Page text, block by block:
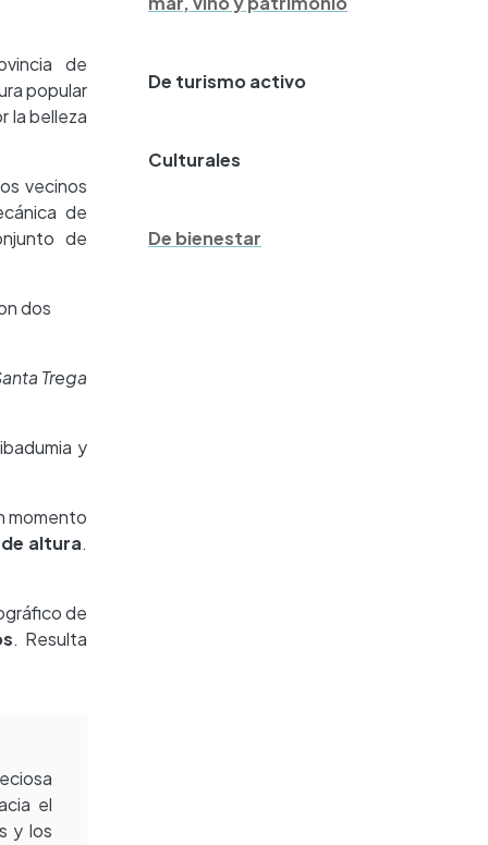
de
popular
la belleza
vecinos
de
de
dos
Trega
y
momento
altura.
de
. Resulta
el
y los
De turismo activo
Culturales
De bienestar